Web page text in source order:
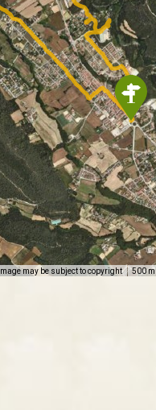
Image may be subject to copyright 500 m